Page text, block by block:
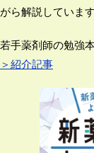
がら解説しています
若手薬剤師の勉強
＞紹介記事